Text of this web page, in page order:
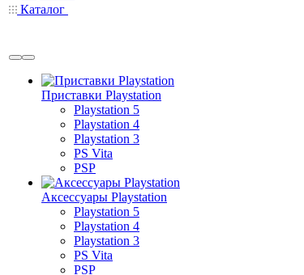
Каталог
Приставки Playstation
Playstation 5
Playstation 4
Playstation 3
PS Vita
PSP
Аксессуары Playstation
Playstation 5
Playstation 4
Playstation 3
PS Vita
PSP